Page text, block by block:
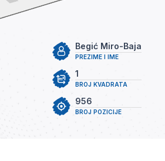
PREZIME I IME
Begić Miro-Baja
BROJ KVADRATA
1
BROJ POZICIJE
956